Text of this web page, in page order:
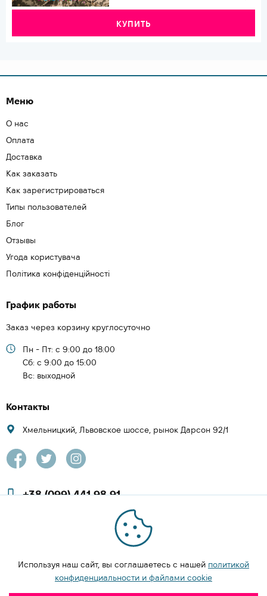
КУПИТЬ
Меню
О нас
Оплата
Доставка
Как заказать
Как зарегистрироваться
Типы пользователей
Блог
Отзывы
Угода користувача
Політика конфіденційності
График работы
Заказ через корзину круглосуточно
Пн - Пт: с 9:00 до 18:00
Cб: с 9:00 до 15:00
Вс: выходной
Контакты
Хмельницкий, Львовское шоссе, рынок Дарсон 92/1
+38 (099) 441 98 91
+38 (097) 423 08 00
zachesa86@gmail.com
ЗАКАЗАТЬ ЗВОНОК
Используя наш сайт, вы соглашаетесь с нашей политикой
конфиденциальности и файлами cookie